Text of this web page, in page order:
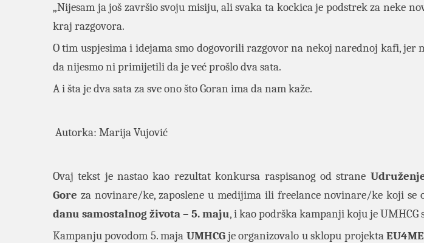
„Nijesam ja još završio svoju misiju, ali svaka ta kockica je podstrek za neke
kraj razgovora.
O tim uspjesima i idejama smo dogovorili razgovor na nekoj narednoj kafi, jer
da nijesmo ni primijetili da je već prošlo dva sata.
A i šta je dva sata za sve ono što Goran ima da nam kaže.
Autorka: Marija Vujović
Ovaj tekst je nastao kao rezultat konkursa raspisanog od strane
Gore za novinare/ke, zaposlene u medijima ili freelance novinare/ke koji se
danu samostalnog života – 5. maju, i kao podrška kampanji koju je UMHCG
Kampanju povodom 5. maja UMHCGje organizovalo u sklopu projektaEU4ME